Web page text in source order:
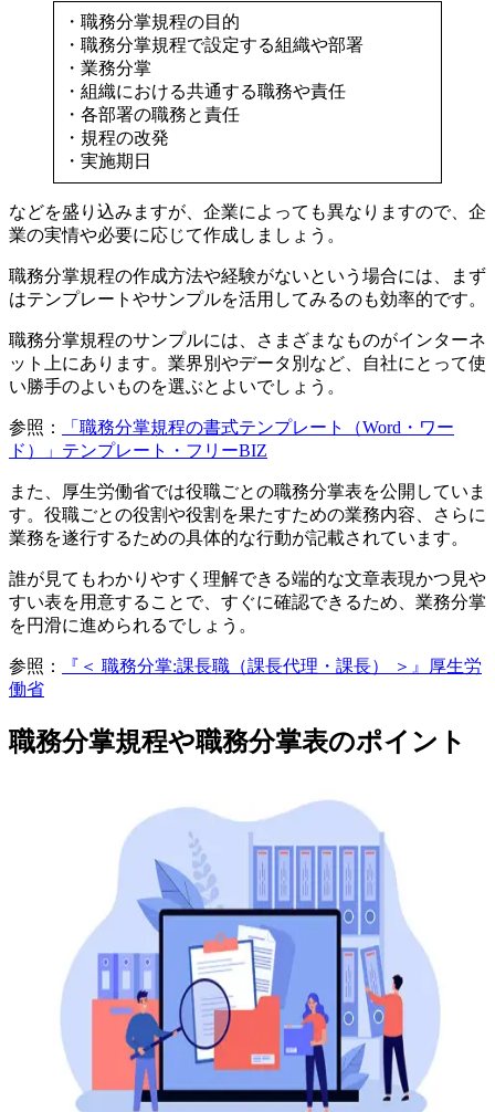
・職務分掌規程の目的
・職務分掌規程で設定する組織や部署
・業務分掌
・組織における共通する職務や責任
・各部署の職務と責任
・規程の改発
・実施期日
などを盛り込みますが、企業によっても異なりますので、企
業の実情や必要に応じて作成しましょう。
職務分掌規程の作成方法や経験がないという場合には、まず
はテンプレートやサンプルを活用してみるのも効率的です。
職務分掌規程のサンプルには、さまざまなものがインターネ
ット上にあります。業界別やデータ別など、自社にとって使
い勝手のよいものを選ぶとよいでしょう。
参照：
「職務分掌規程の書式テンプレート（Word・ワー
ド）」テンプレート・フリーBIZ
また、厚生労働省では役職ごとの職務分掌表を公開していま
す。役職ごとの役割や役割を果たすための業務内容、さらに
業務を遂行するための具体的な行動が記載されています。
誰が見てもわかりやすく理解できる端的な文章表現かつ見や
すい表を用意することで、すぐに確認できるため、業務分掌
を円滑に進められるでしょう。
参照：
『＜ 職務分掌:課長職（課長代理・課長） ＞』厚生労
働省
職務分掌規程や職務分掌表のポイント